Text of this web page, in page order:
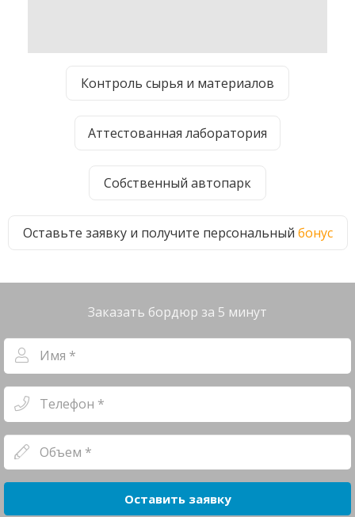
Контроль сырья и материалов
Аттестованная лаборатория
Собственный автопарк
Оставьте заявку и получите персональный бонус
Заказать бордюр за 5 минут
Оставить заявку